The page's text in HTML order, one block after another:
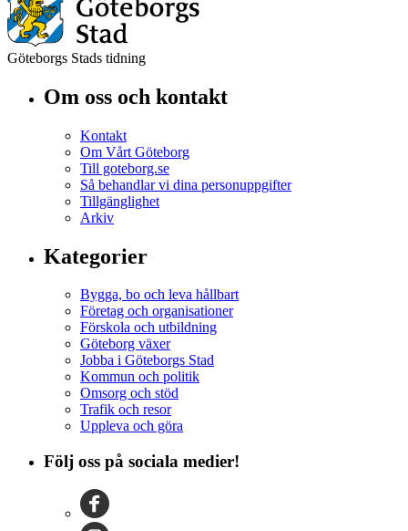
Göteborgs Stads tidning
Om oss och kontakt
Kontakt
Om Vårt Göteborg
Till goteborg.se
Så behandlar vi dina personuppgifter
Tillgänglighet
Arkiv
Kategorier
Bygga, bo och leva hållbart
Företag och organisationer
Förskola och utbildning
Göteborg växer
Jobba i Göteborgs Stad
Kommun och politik
Omsorg och stöd
Trafik och resor
Uppleva och göra
Följ oss på sociala medier!